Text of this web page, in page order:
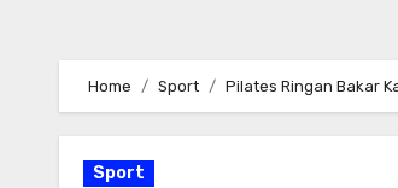
Home Sport Pilates Ringan Bakar
Sport